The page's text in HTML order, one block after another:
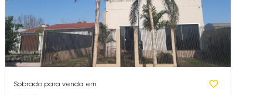
Sobrado para venda em